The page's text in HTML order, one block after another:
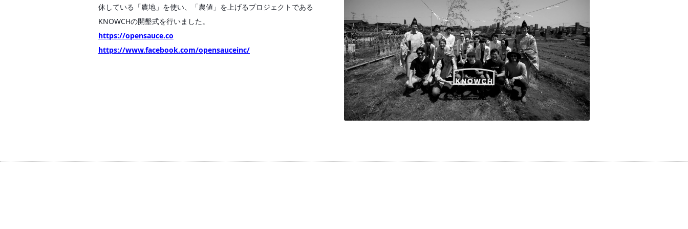
休している「農地」を使い、「農値」を上げるプロジェクトである
KNOWCHの開墾式を行いました。
https://opensauce.co
https://www.facebook.com/opensauceinc/